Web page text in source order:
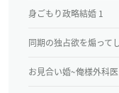
身ごもり政略結婚 1
同期の独占欲を煽って
お見合い婚~俺様外科